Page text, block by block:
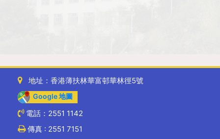
地址：香港薄扶林華富邨華林徑5號
Google 地圖
電話：2551 1142
傳真 : 2551 7151